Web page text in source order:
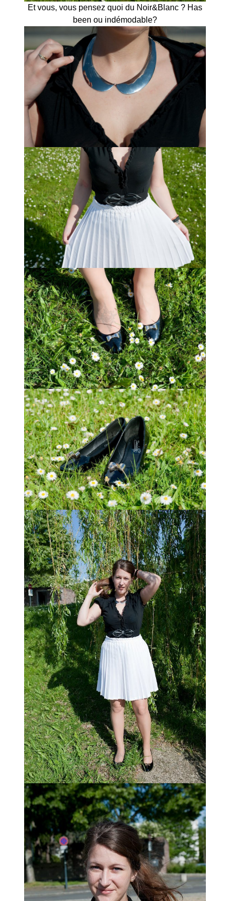
Et vous, vous pensez quoi du Noir&Blanc ? Has
been ou indémodable?